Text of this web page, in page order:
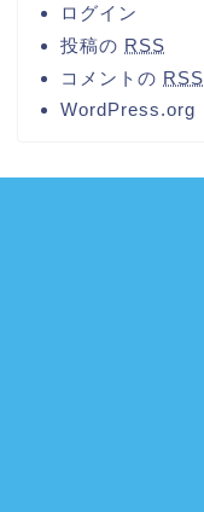
ログイン
投稿の RSS
コメントの RSS
WordPress.org